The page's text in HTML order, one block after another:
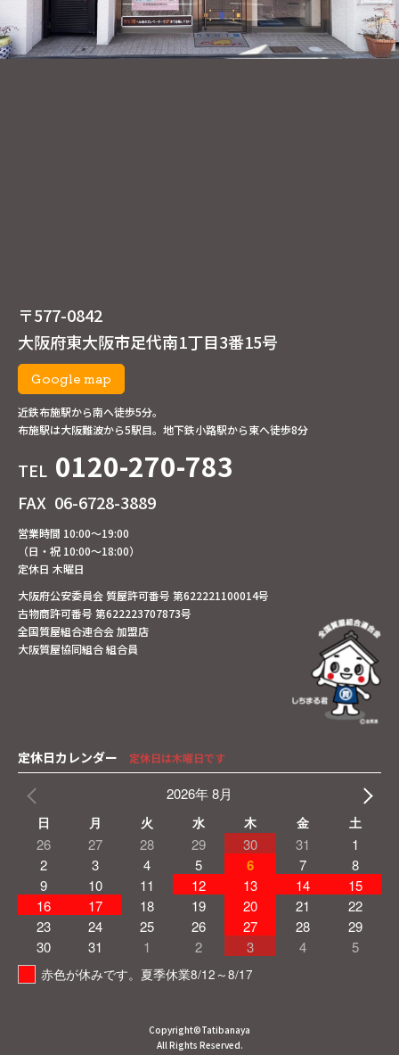
〒577-0842
大阪府東大阪市足代南1丁目3番15号
Google map
近鉄布施駅から南へ徒歩5分。
布施駅は大阪難波から5駅目。地下鉄小路駅から東へ徒歩8分
TEL 0120-270-783
FAX 06-6728-3889
営業時間 10:00～19:00
（日・祝 10:00～18:00）
定休日 木曜日
大阪府公安委員会 質屋許可番号 第622221100014号
古物商許可番号 第622223707873号
全国質屋組合連合会 加盟店
大阪質屋協同組合 組合員
定休日カレンダー 定休日は木曜日です
2026年 8月
日 月 火 水 木 金 土
26 27 28 29 30 31
1
2
3 4 5 6 7
8
9
10 11 12 13 14
15
16
17 18 19 20 21
22
23
24 25 26 27 28
29
30
31 1 2 3 4 5
赤色が休みです。夏季休業8/12～8/17
Copyright©Tatibanaya
All Rights Reserved.